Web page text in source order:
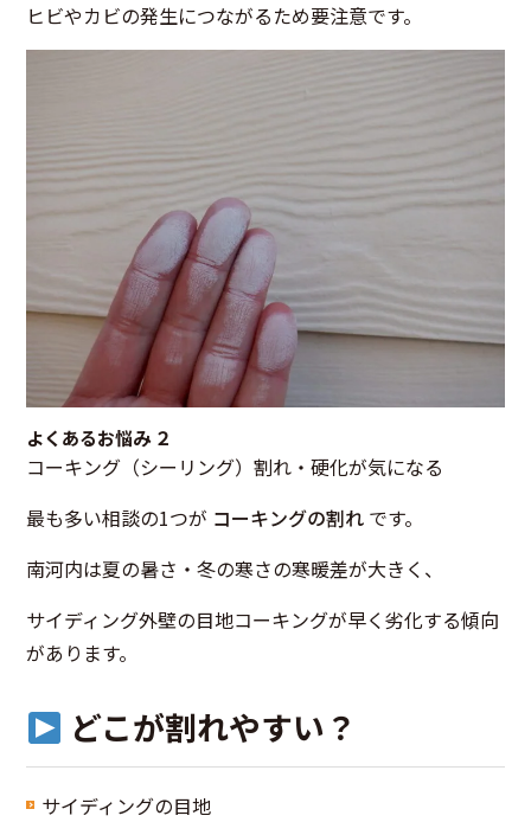
ヒビやカビの発生につながるため要注意です。
よくあるお悩み ２
コーキング（シーリング）割れ・硬化が気になる
最も多い相談の1つが コーキングの割れ です。
南河内は夏の暑さ・冬の寒さの寒暖差が大きく、
サイディング外壁の目地コーキングが早く劣化する傾向
があります。
どこが割れやすい？
サイディングの目地